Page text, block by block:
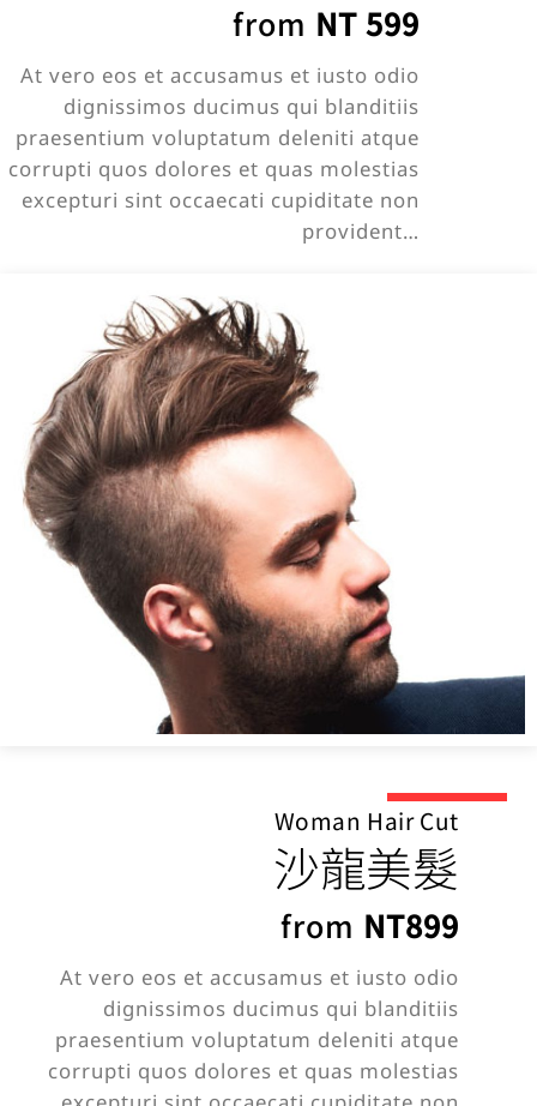
from NT 599
At vero eos et accusamus et iusto odio
dignissimos ducimus qui blanditiis
praesentium voluptatum deleniti atque
corrupti quos dolores et quas molestias
excepturi sint occaecati cupiditate non
provident…
Woman Hair Cut
沙龍美髮
from NT899
At vero eos et accusamus et iusto odio
dignissimos ducimus qui blanditiis
praesentium voluptatum deleniti atque
corrupti quos dolores et quas molestias